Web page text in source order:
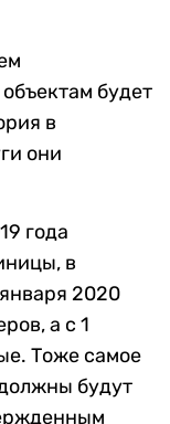
будет
в
они
года
в
2020
а с 1
Тоже самое
будут